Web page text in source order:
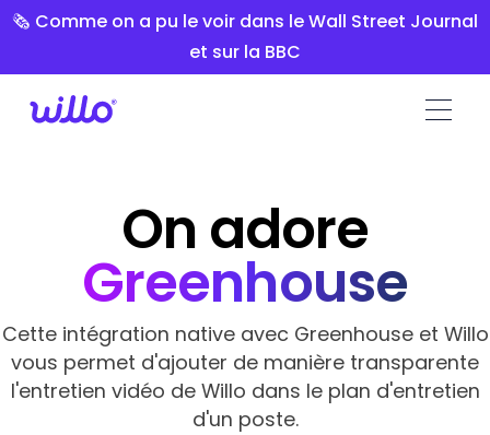
Please
includes
🗞️ Comme on a pu le voir dans le Wall Street Journal
et sur la BBC
On adore
Greenhouse
Cette intégration native avec Greenhouse et Willo
vous permet d'ajouter de manière transparente
l'entretien vidéo de Willo dans le plan d'entretien
d'un poste.